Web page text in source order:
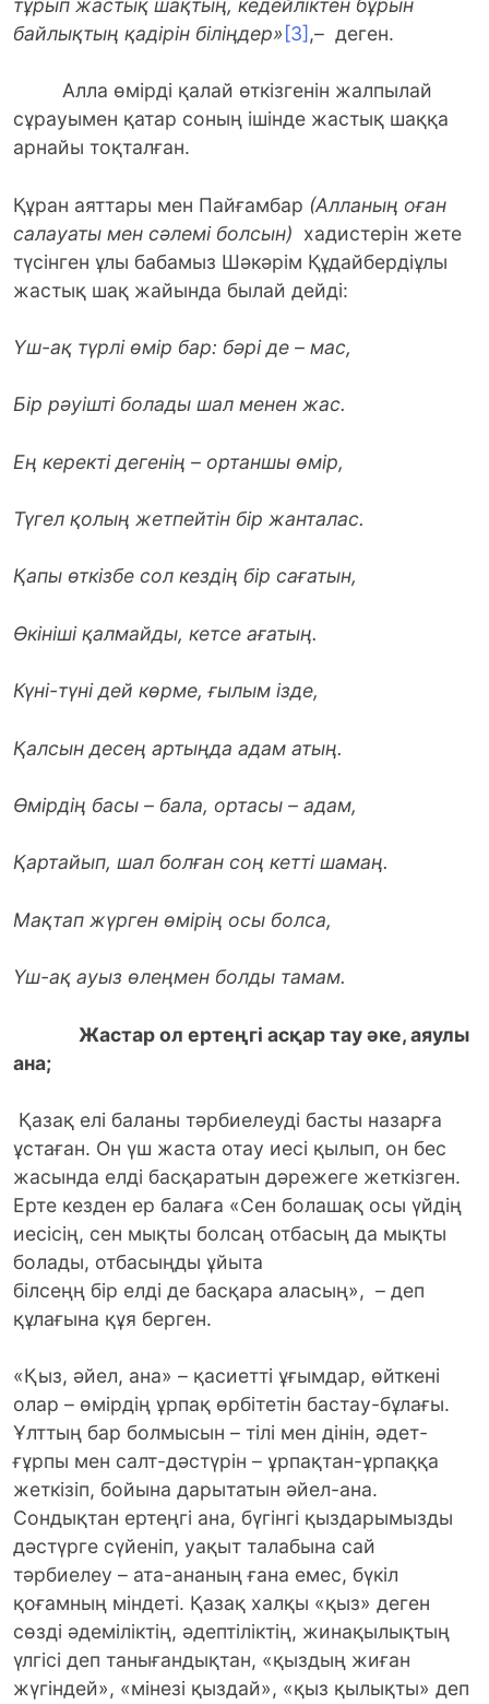
тұрып жастық шақтың, кедейліктен бұрын
байлықтың қадірін біліңдер»[3],– деген.
Алла өмірді қалай өткізгенін жалпылай
сұрауымен қатар соның ішінде жастық шаққа
арнайы тоқталған.
Құран аяттары мен Пайғамбар (Алланың оған
салауаты мен сәлемі болсын) хадистерін жете
түсінген ұлы бабамыз Шәкәрім Құдайбердіұлы
жастық шақ жайында былай дейді:
Yш-ақ түрлi өмiр бар: бәрi де – мас,
Бiр рәуiштi болады шал менен жас.
Ең керектi дегенiң – ортаншы өмiр,
Түгел қолың жетпейтiн бiр жанталас.
Қапы өткiзбе сол кездiң бiр сағатын,
Өкiнiшi қалмайды, кетсе ағатың.
Күнi-түнi дей көpмe, ғылым iзде,
Қалсын десең артыңда адам атың.
Өмiрдiң басы – бала, ортасы – адам,
Қартайып, шал болған соң кеттi шамаң.
Мақтап жүрген өмiрiң осы болса,
Үш-ақ ауыз өлеңмен болды тамам.
Жастар ол ертеңгі асқар тау әке, аяулы
ана;
Қазақ елі баланы тәрбиелеуді басты назарға
ұстаған. Он үш жаста отау иесі қылып, он бес
жасында елді басқаратын дәрежеге жеткізген.
Ерте кезден ер балаға «Сен болашақ осы үйдің
иесісің, сен мықты болсаң отбасың да мықты
болады, отбасыңды ұйыта
білсеңң бір елді де басқара аласың», – деп
құлағына құя берген.
«Қыз, әйел, ана» – қасиетті ұғымдар, өйткені
олар – өмірдің ұрпақ өрбітетін бастау-бұлағы.
Ұлттың бар болмысын – тілі мен дінін, әдет-
ғұрпы мен салт-дәстүрін – ұрпақтан-ұрпаққа
жеткізіп, бойына дарытатын әйел-ана.
Сондықтан ертеңгі ана, бүгінгі қыздарымызды
дәстүрге сүйеніп, уақыт талабына сай
тәрбиелеу – ата-ананың ғана емес, бүкіл
қоғамның міндеті. Қазақ халқы «қыз» деген
сөзді әдеміліктің, әдептіліктің, жинақылықтың
үлгісі деп танығандықтан, «қыздың жиған
жүгіндей», «мінезі қыздай», «қыз қылықты» деп